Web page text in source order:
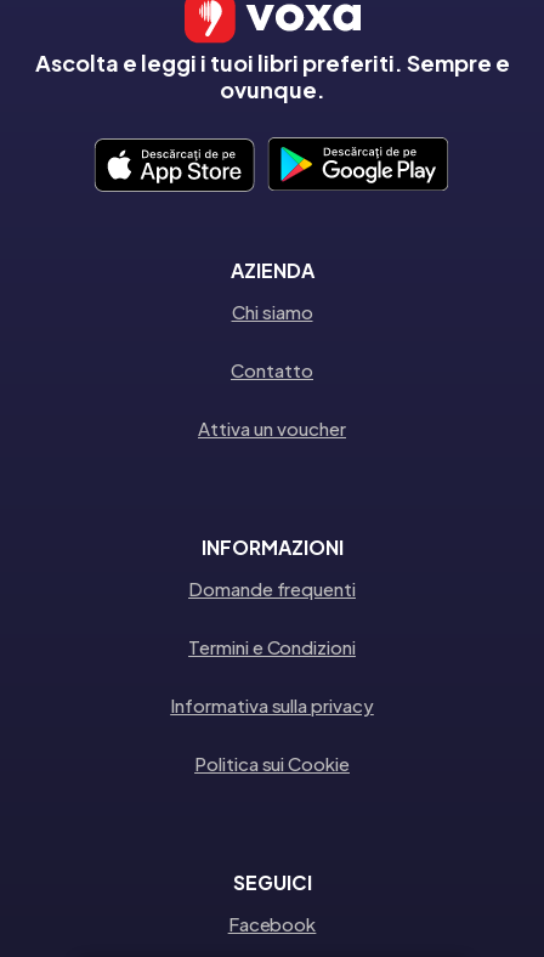
Ascolta e leggi i tuoi libri preferiti. Sempre e
ovunque.
AZIENDA
Chi siamo
Contatto
Attiva un voucher
INFORMAZIONI
Domande frequenti
Termini e Condizioni
Informativa sulla privacy
Politica sui Cookie
SEGUICI
Facebook